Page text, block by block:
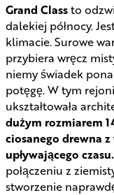
Grand Classto
dalekiej północy.
klimacie. Surowe
przybiera wręcz
niemy świadek
potęgę. W tym
ukształtowała
dużym rozmiarem
ciosanego drewna
upływającego czasu.
połączeniu z
stworzenie